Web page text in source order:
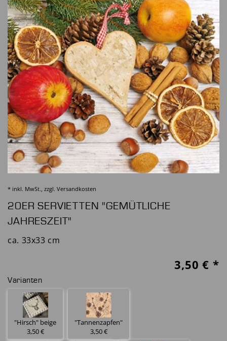
* inkl. MwSt., zzgl. Versandkosten
20ER SERVIETTEN "GEMÜTLICHE
JAHRESZEIT"
ca. 33x33 cm
3,50 € *
Varianten
"Hirsch" beige
3,50 €
"Tannenzapfen"
3,50 €